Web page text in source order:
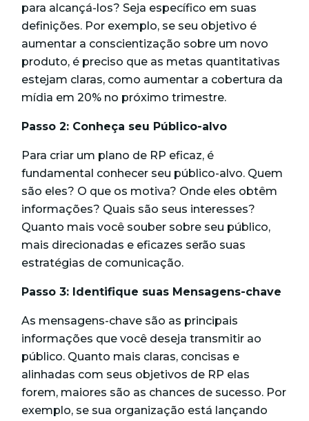
para alcançá-los? Seja específico em suas
definições. Por exemplo, se seu objetivo é
aumentar a conscientização sobre um novo
produto, é preciso que as metas quantitativas
estejam claras, como aumentar a cobertura da
mídia em 20% no próximo trimestre.
Passo 2: Conheça seu Público-alvo
Para criar um plano de RP eficaz, é
fundamental conhecer seu público-alvo. Quem
são eles? O que os motiva? Onde eles obtêm
informações? Quais são seus interesses?
Quanto mais você souber sobre seu público,
mais direcionadas e eficazes serão suas
estratégias de comunicação.
Passo 3: Identifique suas Mensagens-chave
As mensagens-chave são as principais
informações que você deseja transmitir ao
público. Quanto mais claras, concisas e
alinhadas com seus objetivos de RP elas
forem, maiores são as chances de sucesso. Por
exemplo, se sua organização está lançando